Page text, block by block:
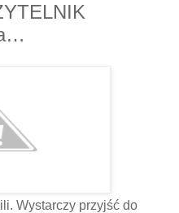
Wystarczy przyjść do